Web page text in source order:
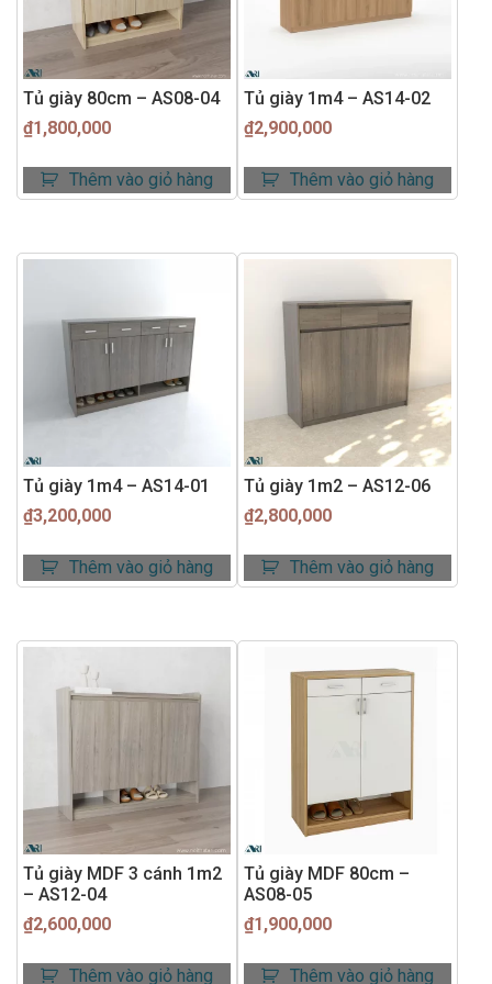
Tủ giày 80cm – AS08-04
₫1,800,000
Thêm vào giỏ hàng
Tủ giày 1m4 – AS14-02
₫2,900,000
Thêm vào giỏ hàng
Tủ giày 1m4 – AS14-01
₫3,200,000
Thêm vào giỏ hàng
Tủ giày 1m2 – AS12-06
₫2,800,000
Thêm vào giỏ hàng
Tủ giày MDF 3 cánh 1m2
– AS12-04
₫2,600,000
Thêm vào giỏ hàng
Tủ giày MDF 80cm –
AS08-05
₫1,900,000
Thêm vào giỏ hàng